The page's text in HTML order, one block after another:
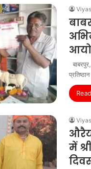
में